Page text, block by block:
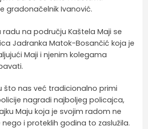
gradonačelnik Ivanović.
na području Kaštela Maji se
Jadranka Matok-Bosančić koja je
Maji i njenim kolegama
što nas već tradicionalno primi
nagradi najboljeg policajca,
Maju koja je svojim radom ne
i proteklih godina to zaslužila.